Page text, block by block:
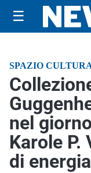
☰
SPAZIO
nel
Karole P.
di